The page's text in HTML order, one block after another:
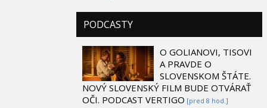
PODCASTY
O GOLIANOVI, TISOVI
A PRAVDE O
SLOVENSKOM ŠTÁTE.
NOVÝ SLOVENSKÝ FILM BUDE OTVÁRAŤ
OČI. PODCAST VERTIGO [pred 8 hod.]